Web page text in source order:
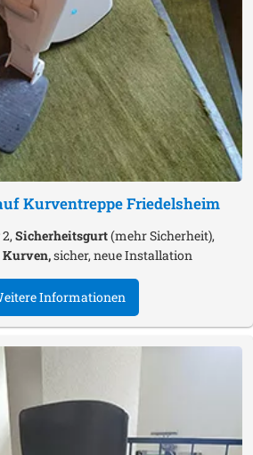
KurventreppeFriedelsheim
Sicherheitsgurt(mehr Sicherheit),
Kurven,sicher, neue Installation
Informationen